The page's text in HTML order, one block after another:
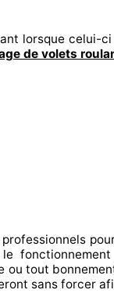
lorsque celui-
de volets
ou tout
sans forcer